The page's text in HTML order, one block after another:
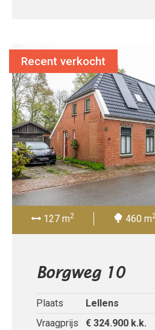
127 m2 460 m
Borgweg 10
Plaats
Lellens
Vraagprijs
€ 324.900 k.k.
Recent verkocht